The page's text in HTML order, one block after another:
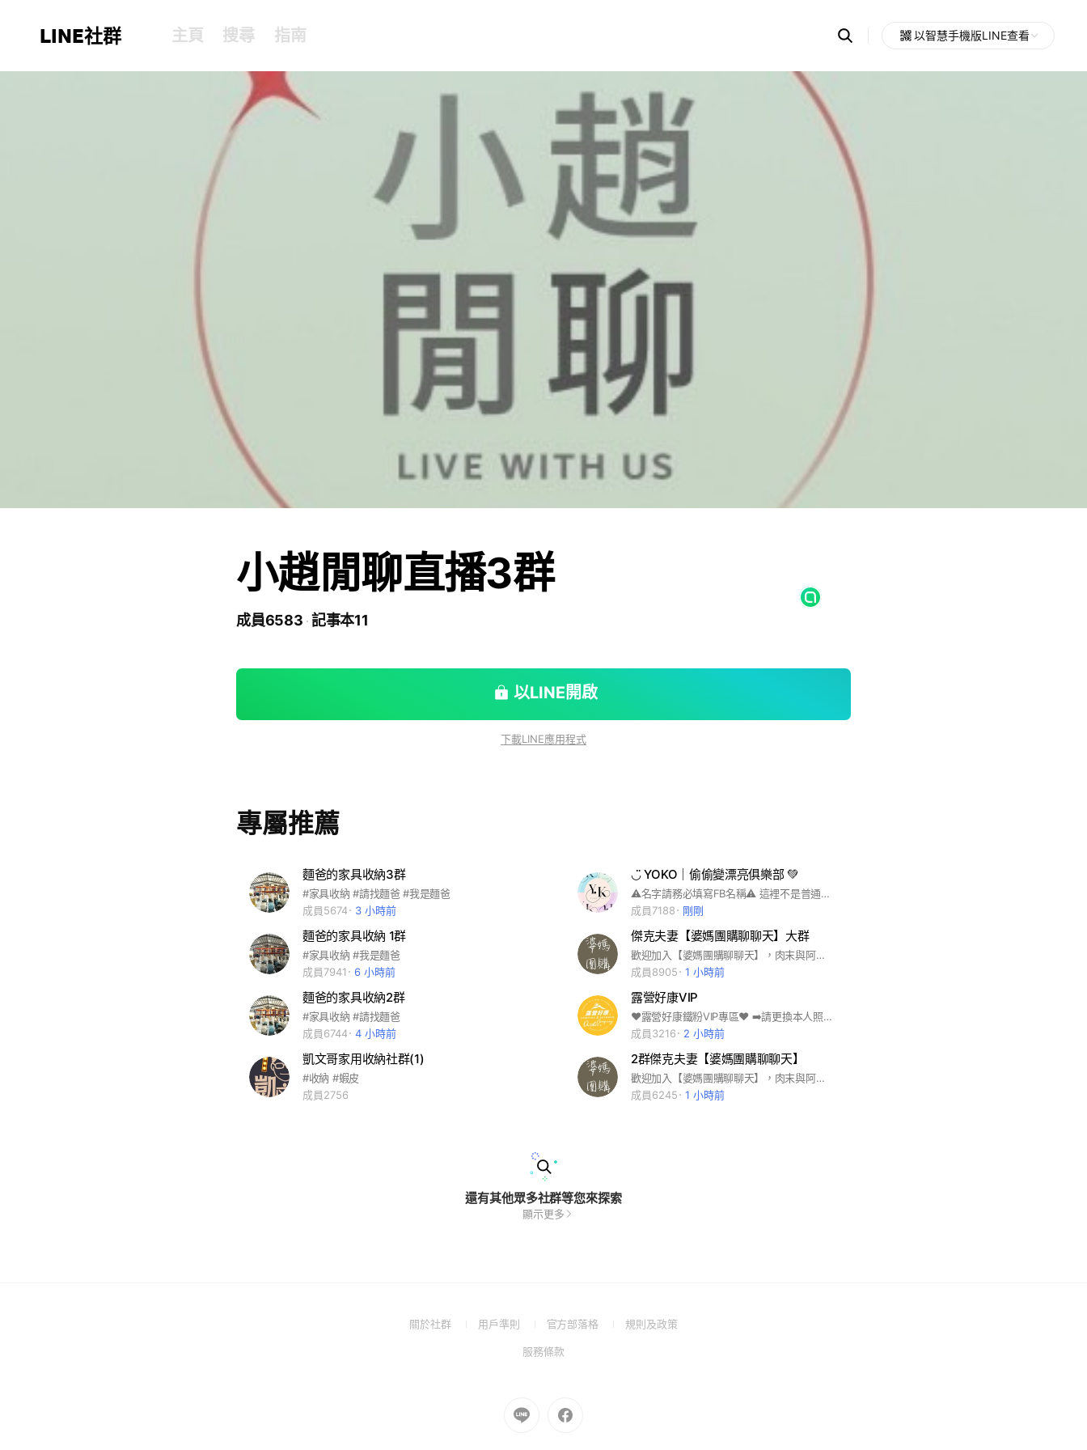
LINE社群 主頁 搜尋 指南 Search
OpenChats
messages
search
以智慧手機版LINE查看
小趙閒聊直播3群
成員6583 記事本11
以LINE開啟
下載LINE應用程式
專屬推薦
麵爸的家具收納3群
#家具收納 #請找麵爸 #我是麵爸
成員5674
3 小時前
◡̈ YOKO｜偷偷變漂亮俱樂部 💚
⚠️名字請務必填寫FB名稱⚠️ 這裡不是普通社群 👉 是讓妳慢慢變漂亮的地方 不用很瘦 也可以很好看 跟著YOKO穿 👉 直接視覺-3kg🔥 （有時候會偷偷放隱藏款😏）
成員7188
剛剛
麵爸的家具收納 1群
#家具收納 #我是麵爸
成員7941
6 小時前
傑克夫妻【婆媽團購聊聊天】大群
歡迎加入【婆媽團購聊聊天】，肉末與阿嬤分享生活中的好物、美食，讓生活更加美好與美味！社群不定期優惠團購，有空進來看看哦！
成員8905
1 小時前
麵爸的家具收納2群
#家具收納 #請找麵爸
成員6744
4 小時前
露營好康VIP
❤️露營好康鐵粉VIP專區❤️ ➡️請更換本人照片為大頭貼 ➡️名字設定為臉書名稱 ✅每週四9點好康直播好物 🔔🔔怕吵請關通知🔔🔔 #新品預告 #毒物推坑 #直播預告 #團露資訊 #搭帳教學 #到貨通知 #會員專屬活動
成員3216
2 小時前
凱文哥家用收納社群(1)
#收納 #蝦皮
成員2756
2群傑克夫妻【婆媽團購聊聊天】
歡迎加入【婆媽團購聊聊天】，肉末與阿嬤分享生活中的好物、美食，讓生活更加美好與美味！社群不定期優惠團購，有空進來看看哦！
成員6245
1 小時前
還有其他眾多社群等您來探索
顯示更多
關於社群
(Open用戶準則
(Open
a
官方部落格
(Open規則及政策(Open
服務條款(Open
window)
Go
to
Go
to